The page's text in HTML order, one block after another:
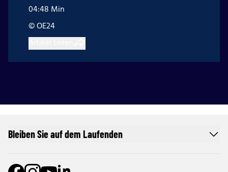
04:48 Min
© OE24
Bleiben Sie auf dem Laufenden